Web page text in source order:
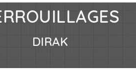
DIRAK